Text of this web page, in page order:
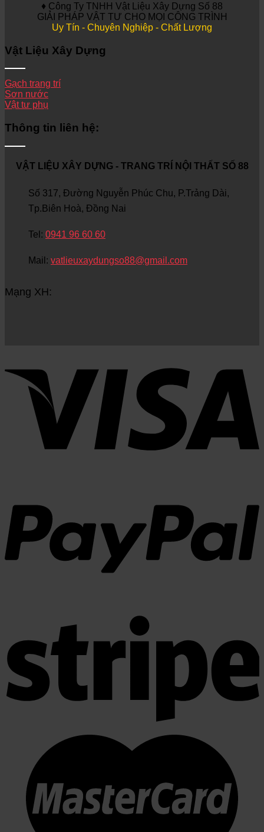
♦ Công Ty TNHH Vật Liệu Xây Dựng Số 88
GIẢI PHÁP VẬT TƯ CHO MỌI CÔNG TRÌNH
Uy Tín - Chuyên Nghiệp - Chất Lượng
Vật Liệu Xây Dựng
Gạch trang trí
Sơn nước
Vật tư phụ
Thông tin liên hệ:
VẬT LIỆU XÂY DỰNG - TRANG TRÍ NỘI THẤT SỐ 88
Số 317, Đường Nguyễn Phúc Chu, P.Trảng Dài,
Tp.Biên Hoà, Đồng Nai
Tel: 0941 96 60 60
Mail: vatlieuxaydungso88@gmail.com
Mạng XH: